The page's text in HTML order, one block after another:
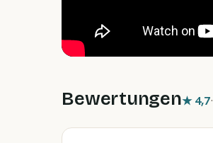
Bewertungen★4,7·